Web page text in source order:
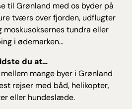
til Grønland med os byder på
tværs over fjorden, udflugter
moskusoksernes tundra eller
i ødemarken…
du at…
mange byer i Grønland
rejser med båd, helikopter,
eller hundeslæde.